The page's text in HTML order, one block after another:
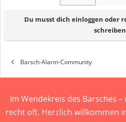
Du musst dich einloggen oder
Barsch-Alarm-Community
Im Wendekreis des Barsches
recht oft. Herzlich willkommen